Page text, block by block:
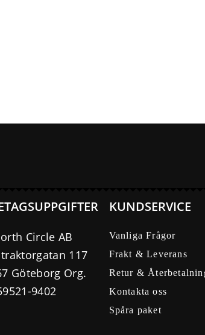
Circle AB
117
Göteborg Org.
9402
KUNDSERVICE
Vanliga Frågor
Frakt & Leverans
Retur &
Kontakta oss
Spåra paket